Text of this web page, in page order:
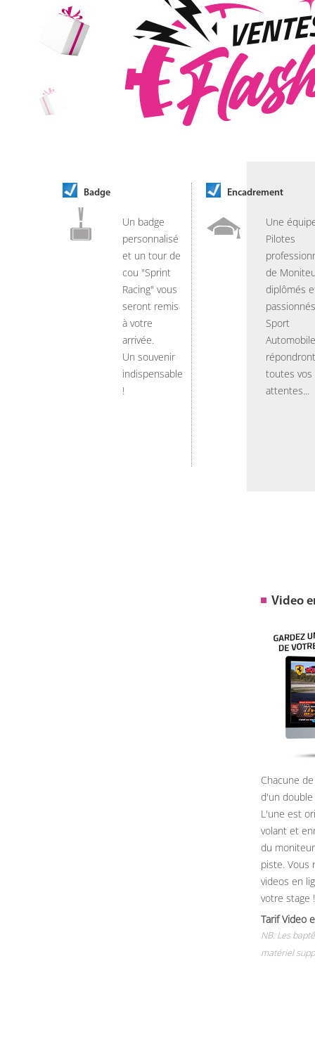
Badge
Un badge
personnalisé
et un tour de
cou "Sprint
Racing" vous
seront remis
à votre
arrivée.
Un souvenir
indispensable
!
Encadrement
Une
Pilotes
de
diplômés
Sport
Automobile
toutes vos
attentes...
Video
Chacune
d'un
L'une est
volant et
du
piste. Vous
videos en
votre stage !
Tarif Video
NB: Les
matériel